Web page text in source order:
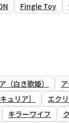
Fingle Toy
（白き歌姫）
ュリア］ エク
キラーワイフ